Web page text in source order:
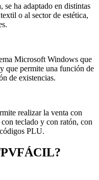
se ha adaptado en distintas
o al sector de estética,
Microsoft Windows que
que permite una función de
de existencias.
realizar la venta con
teclado y con ratón, con
PLU.
?